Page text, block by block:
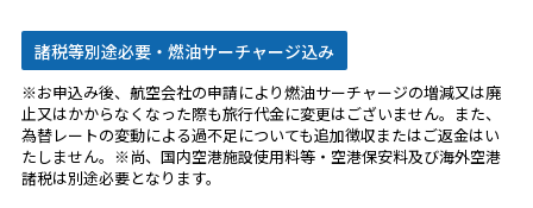
諸税等別途必要・燃油サーチャージ込み
※お申込み後、航空会社の申請により燃油サーチャージの増減又は廃
止又はかからなくなった際も旅行代金に変更はございません。また、
為替レートの変動による過不足についても追加徴収またはご返金はい
たしません。※尚、国内空港施設使用料等・空港保安料及び海外空港
諸税は別途必要となります。